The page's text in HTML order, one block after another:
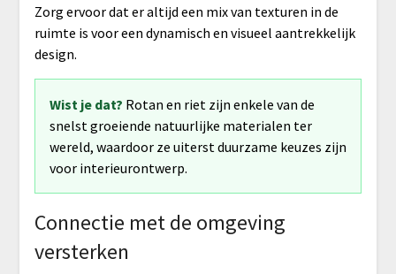
Zorg ervoor dat er altijd een mix van texturen in de
ruimte is voor een dynamisch en visueel aantrekkelijk
design.
Wist je dat? Rotan en riet zijn enkele van de
snelst groeiende natuurlijke materialen ter
wereld, waardoor ze uiterst duurzame keuzes zijn
voor interieurontwerp.
Connectie met de omgeving
versterken